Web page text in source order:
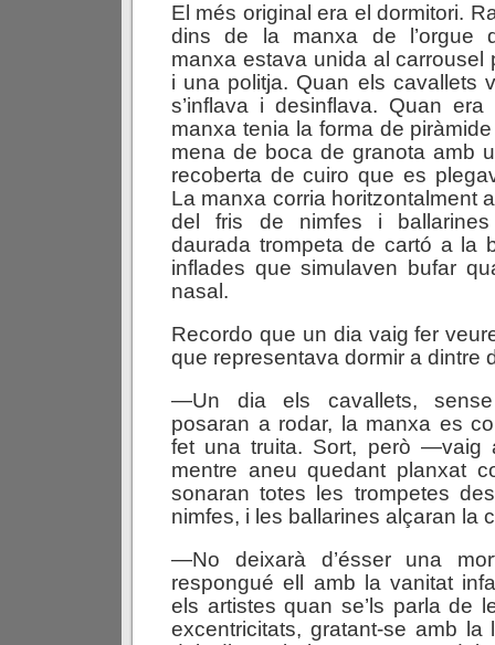
El més original era el dormitori.
dins de la manxa de l’orgue
manxa estava unida al carrousel
i una politja. Quan els cavallets
s’inflava i desinflava. Quan
manxa tenia la forma de
mena de boca de granota amb
recoberta de cuiro que es
La manxa corria horitzontalment
del fris de nimfes i
daurada trompeta de cartó a la
inflades que simulaven bufar
nasal.
Recordo que un dia vaig fer
que representava dormir a dintre
—Un dia els cavallets,
posaran a rodar, la manxa es
fet una truita. Sort, però —vaig
mentre aneu quedant planxat
sonaran totes les trompetes
nimfes, i les ballarines alçaran la
—No deixarà d’ésser una
respongué ell amb la vanitat
els artistes quan se’ls parla de
excentricitats, gratant-se amb la